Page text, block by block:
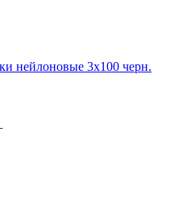
нейлоновые 3х100 черн.